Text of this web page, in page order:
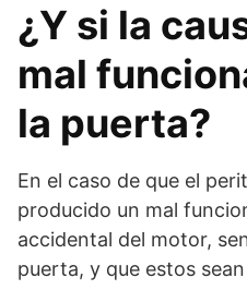
¿Y si la
mal
la puerta?
En el caso de que el
producido un mal
accidental del motor,
puerta, y que estos